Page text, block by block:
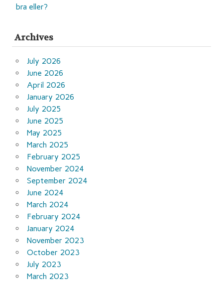
bra eller?
Archives
July 2026
June 2026
April 2026
January 2026
July 2025
June 2025
May 2025
March 2025
February 2025
November 2024
September 2024
June 2024
March 2024
February 2024
January 2024
November 2023
October 2023
July 2023
March 2023